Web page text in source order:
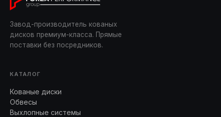
Завод-производитель кованых
дисков премиум-класса. Прямые
поставки без посредников.
КАТАЛОГ
Кованые диски
Обвесы
Выхлопные системы